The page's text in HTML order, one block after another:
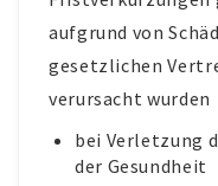
aufgrund von
gesetzlichen
verursacht wurden
bei Verletzung
der Gesundheit